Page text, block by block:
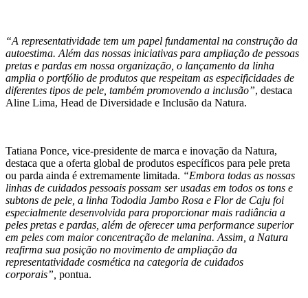
“A representatividade tem um papel fundamental na construção da
autoestima. Além das nossas iniciativas para ampliação de pessoas
pretas e pardas em nossa organização, o lançamento da linha
amplia o portfólio de produtos que respeitam as especificidades de
diferentes tipos de pele, também promovendo a inclusão”, destaca
Aline Lima, Head de Diversidade e Inclusão da Natura.
Tatiana Ponce, vice-presidente de marca e inovação da Natura,
destaca que a oferta global de produtos específicos para pele preta
ou parda ainda é extremamente limitada. “Embora todas as nossas
linhas de cuidados pessoais possam ser usadas em todos os tons e
subtons de pele, a linha Tododia Jambo Rosa e Flor de Caju foi
especialmente desenvolvida para proporcionar mais radiância a
peles pretas e pardas, além de oferecer uma performance superior
em peles com maior concentração de melanina. Assim, a Natura
reafirma sua posição no movimento de ampliação da
representatividade cosmética na categoria de cuidados
corporais”, pontua.